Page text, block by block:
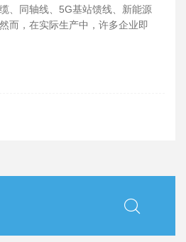
、同轴线、5G基站馈线、新能源
而，在实际生产中，许多企业即